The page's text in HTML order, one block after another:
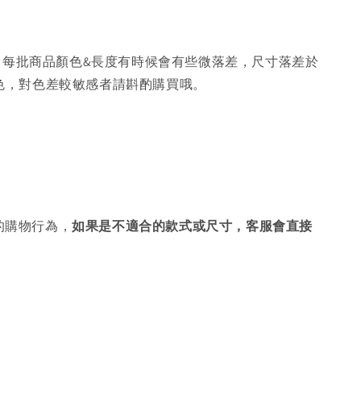
批商品顏色&長度有時候會有些微落差，尺寸落差於
對色差較敏感者請斟酌購買哦。
購物行為，如果是不適合的款式或尺寸，客服會直接